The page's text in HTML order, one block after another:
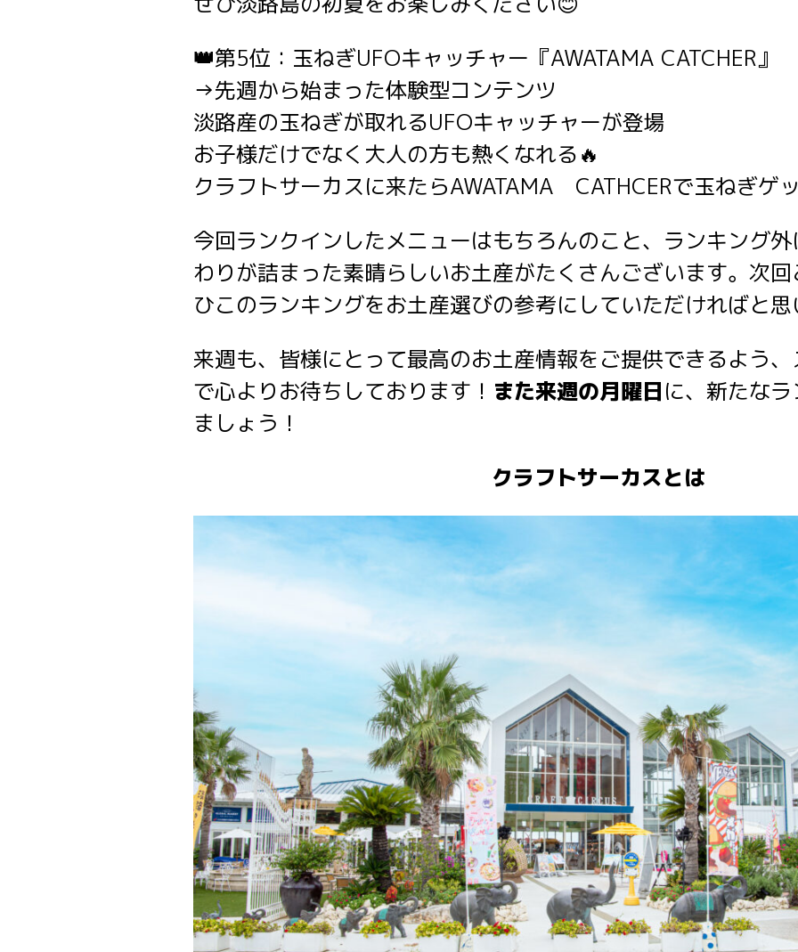
👑第5位：玉ねぎUFOキャッチャー『AWATAMA CATCHER
→先週から始まった体験型コンテンツ
淡路産の玉ねぎが取れるUFOキャッチャーが登場
お子様だけでなく大人の方も熱くなれる🔥
クラフトサーカスに来たらAWATAMA CATHCERで玉ねぎゲ
今回ランクインしたメニューはもちろんのこと、ランキング
わりが詰まった素晴らしいお土産がたくさんございます。次
ひこのランキングをお土産選びの参考にしていただければと思
来週も、皆様にとって最高のお土産情報をご提供できるよう
で心よりお待ちしております！ また来週の月曜日に、新たな
ましょう！
クラフトサーカスとは